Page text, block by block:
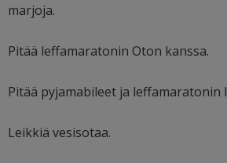
marjoja.
Pitää leffamaratonin Oton kanssa.
Pitää pyjamabileet ja leffamaratonin
Leikkiä vesisotaa.